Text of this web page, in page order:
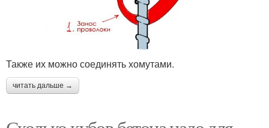
Также их можно соединять хомутами.
читать дальше →